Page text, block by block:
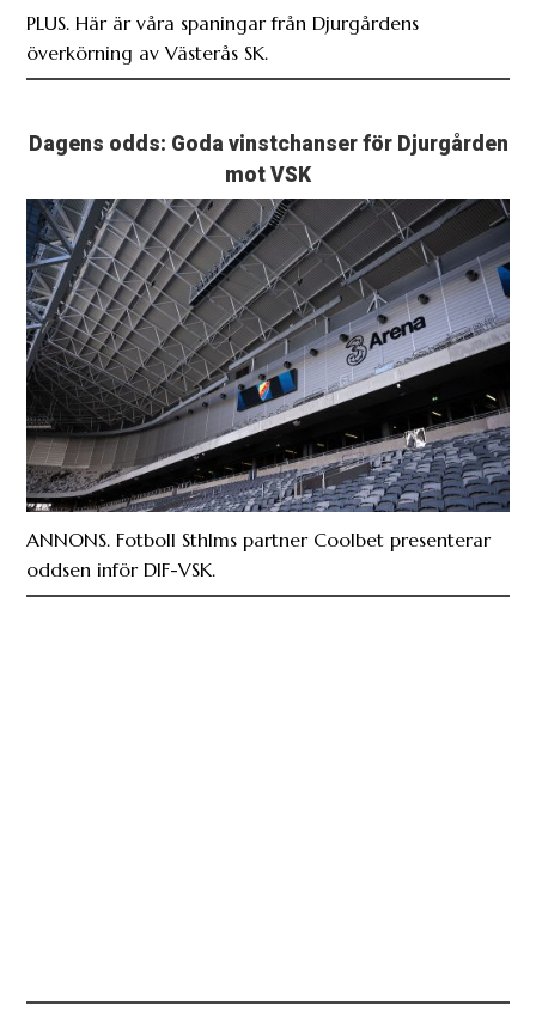
PLUS. Här är våra spaningar från Djurgårdens
överkörning av Västerås SK.
Dagens odds: Goda vinstchanser för Djurgården
mot VSK
ANNONS. Fotboll Sthlms partner Coolbet presenterar
oddsen inför DIF-VSK.